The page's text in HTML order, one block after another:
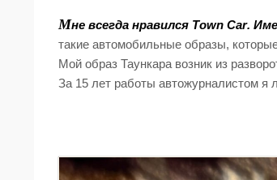
Мне всегда нравился Town Car.
такие автомобильные образы,
Мой образ Таункара возник из
За 15 лет работы автожурналистом я